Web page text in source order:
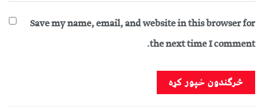
Save my name, email, and website in this browser for
the next time I comment.